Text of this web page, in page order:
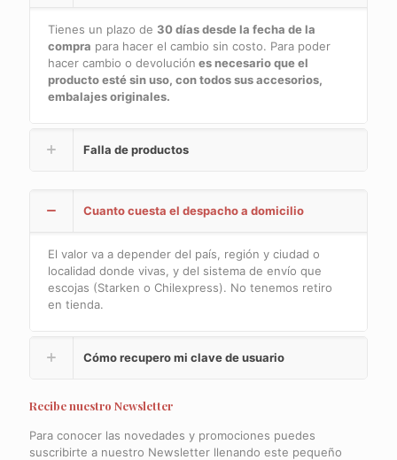
Tienes un plazo de 30 días desde la fecha de la
compra para hacer el cambio sin costo. Para poder
hacer cambio o devolución es necesario que el
producto esté sin uso, con todos sus accesorios,
embalajes originales.
Falla de productos
Cuanto cuesta el despacho a domicilio
El valor va a depender del país, región y ciudad o
localidad donde vivas, y del sistema de envío que
escojas (Starken o Chilexpress). No tenemos retiro
en tienda.
Cómo recupero mi clave de usuario
Recibe nuestro Newsletter
Para conocer las novedades y promociones puedes
suscribirte a nuestro Newsletter llenando este pequeño